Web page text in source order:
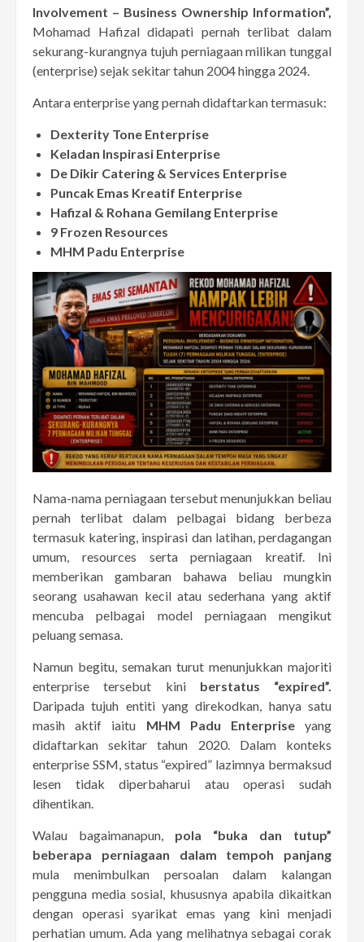
Involvement – Business Ownership Information”,
Mohamad Hafizal didapati pernah terlibat dalam
sekurang-kurangnya tujuh perniagaan milikan tunggal
(enterprise) sejak sekitar tahun 2004 hingga 2024.
Antara enterprise yang pernah didaftarkan termasuk:
Dexterity Tone Enterprise
Keladan Inspirasi Enterprise
De Dikir Catering & Services Enterprise
Puncak Emas Kreatif Enterprise
Hafizal & Rohana Gemilang Enterprise
9 Frozen Resources
MHM Padu Enterprise
Nama-nama perniagaan tersebut menunjukkan beliau
pernah terlibat dalam pelbagai bidang berbeza
termasuk katering, inspirasi dan latihan, perdagangan
umum, resources serta perniagaan kreatif. Ini
memberikan gambaran bahawa beliau mungkin
seorang usahawan kecil atau sederhana yang aktif
mencuba pelbagai model perniagaan mengikut
peluang semasa.
Namun begitu, semakan turut menunjukkan majoriti
enterprise tersebut kini berstatus “expired”.
Daripada tujuh entiti yang direkodkan, hanya satu
masih aktif iaitu MHM Padu Enterpriseyang
didaftarkan sekitar tahun 2020. Dalam konteks
enterprise SSM, status “expired” lazimnya bermaksud
lesen tidak diperbaharui atau operasi sudah
dihentikan.
Walau bagaimanapun, pola “buka dan tutup”
beberapa perniagaan dalam tempoh panjang
mula menimbulkan persoalan dalam kalangan
pengguna media sosial, khususnya apabila dikaitkan
dengan operasi syarikat emas yang kini menjadi
perhatian umum. Ada yang melihatnya sebagai corak